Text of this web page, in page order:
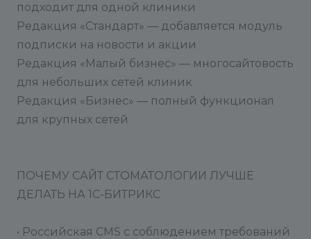
подходит для одной клиники
Редакция «Стандарт» — добавляется модуль
подписки на новости и акции
Редакция «Малый бизнес» — многосайтовость
для небольших сетей клиник
Редакция «Бизнес» — полный функционал
для крупных сетей
ПОЧЕМУ САЙТ СТОМАТОЛОГИИ ЛУЧШЕ
ДЕЛАТЬ НА 1С-БИТРИКС
• Российская CMS с соблюдением требований